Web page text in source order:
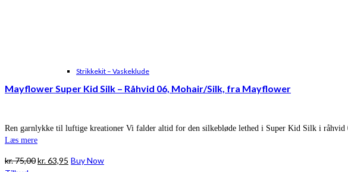
Strikkekit – Vaskeklude
Mayflower Super Kid Silk – Råhvid 06, Mohair/Silk, fra Mayflower
Ren garnlykke til luftige kreationer Vi falder altid for den silkebløde lethed i Super Kid Silk i
Læs mere
kr.75,00Den
kr.63,95 Den
Buy Now